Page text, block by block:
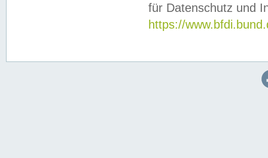
für Datenschutz und
https://